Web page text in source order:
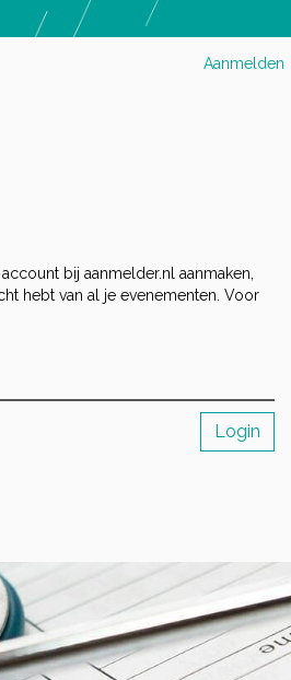
Aanmelden
bij aanmelder.nl aanmaken,
hebt van al je evenementen. Voor
Login